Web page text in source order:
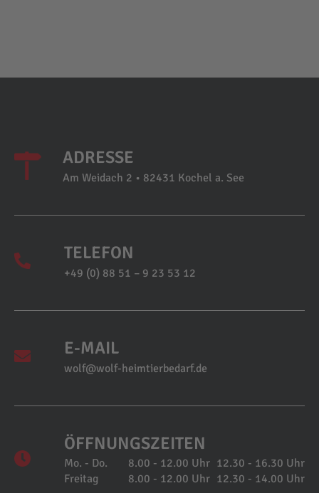
ADRESSE
Am Weidach 2 • 82431 Kochel a. See
TELEFON
+49 (0) 88 51 – 9 23 53 12
E-MAIL
wolf@wolf-heimtierbedarf.de
ÖFFNUNGSZEITEN
Mo. - Do. 8.00 - 12.00 Uhr 12.30 - 16.30 Uhr
Freitag
8.00 - 12.00 Uhr 12.30 - 14.00 Uhr